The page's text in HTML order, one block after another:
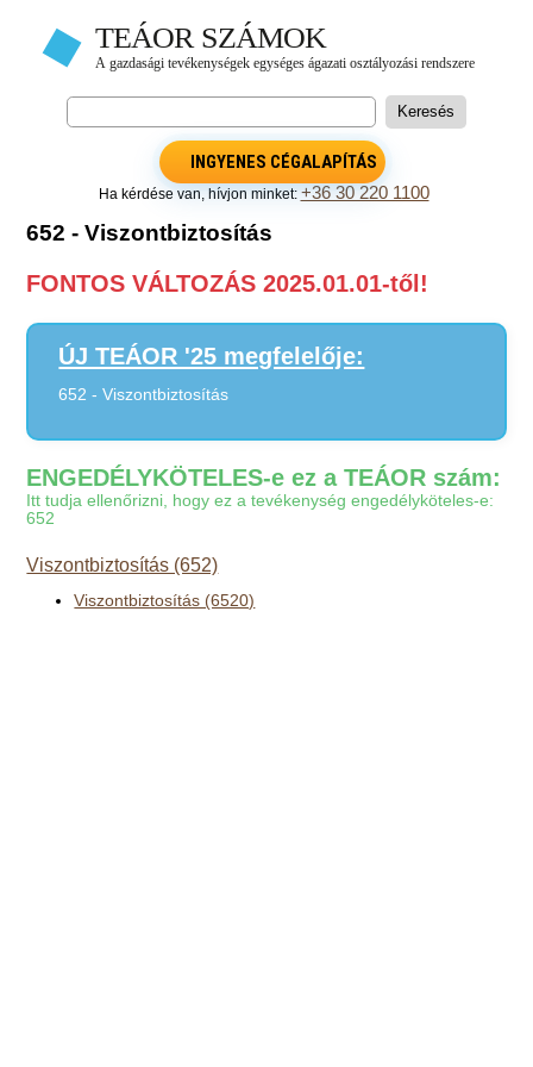
INGYENES CÉGALAPÍTÁS
Ha kérdése van, hívjon minket: +36 30 220 1100
652 - Viszontbiztosítás
FONTOS VÁLTOZÁS 2025.01.01-től!
ÚJ TEÁOR '25 megfelelője:
652 - Viszontbiztosítás
ENGEDÉLYKÖTELES-e ez a TEÁOR szám:
Itt tudja ellenőrizni, hogy ez a tevékenység engedélyköteles-e:
652
Viszontbiztosítás (652)
Viszontbiztosítás (6520)